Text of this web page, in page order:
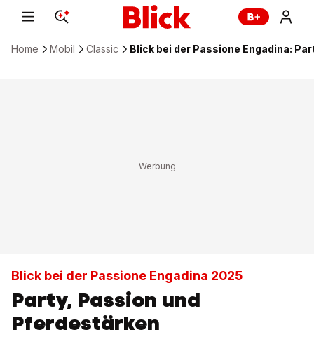
Home Mobil Classic Blick bei der Passione Engadina:
Blick bei der Passione Engadina 2025
Party, Passion und
Pferdestärken